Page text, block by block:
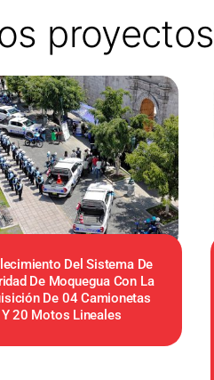
proyectos
Del Sistema De
De Moquegua Con La
De 04 Camionetas
Y 20 Motos Lineales